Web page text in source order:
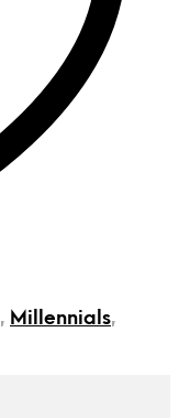
, Millennials,